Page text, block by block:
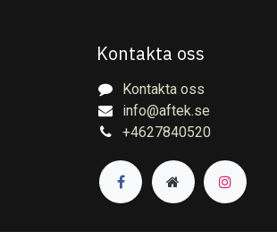
Kontakta oss
Kontakta oss
info@aftek.se
+4627840520